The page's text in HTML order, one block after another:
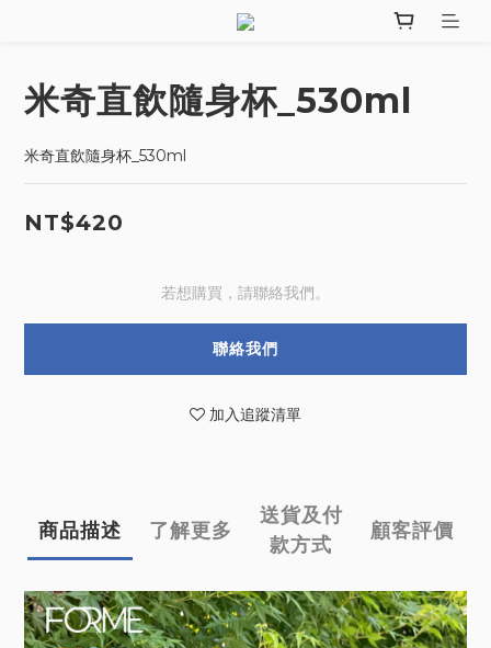
米奇直飲隨身杯_530ml
米奇直飲隨身杯_530ml
NT$420
若想購買，請聯絡我們。
聯絡我們
加入追蹤清單
商品描述 了解更多
送貨及付
款方式
顧客評價